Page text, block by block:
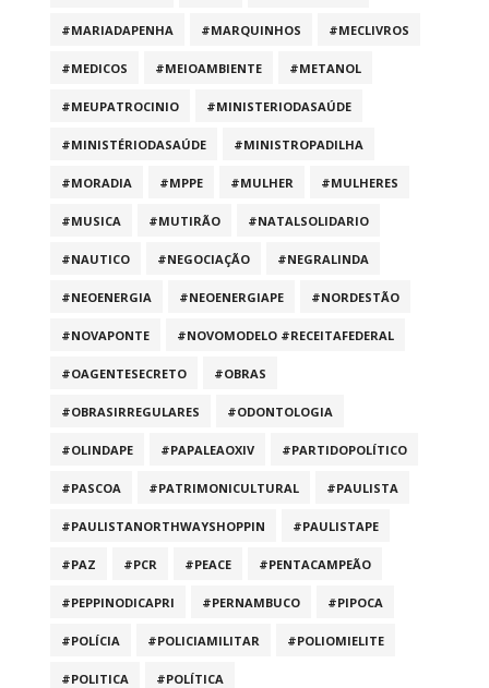
#MARIADAPENHA #MARQUINHOS #MECLIVROS
#MEDICOS #MEIOAMBIENTE #METANOL
#MEUPATROCINIO #MINISTERIODASAÚDE
#MINISTÉRIODASAÚDE #MINISTROPADILHA
#MORADIA #MPPE #MULHER #MULHERES
#MUSICA #MUTIRÃO #NATALSOLIDARIO
#NAUTICO #NEGOCIAÇÃO #NEGRALINDA
#NEOENERGIA #NEOENERGIAPE #NORDESTÃO
#NOVAPONTE #NOVOMODELO #RECEITAFEDERAL
#OAGENTESECRETO #OBRAS
#OBRASIRREGULARES #ODONTOLOGIA
#OLINDAPE #PAPALEAOXIV #PARTIDOPOLÍTICO
#PASCOA #PATRIMONICULTURAL #PAULISTA
#PAULISTANORTHWAYSHOPPIN #PAULISTAPE
#PAZ #PCR #PEACE #PENTACAMPEÃO
#PEPPINODICAPRI #PERNAMBUCO #PIPOCA
#POLÍCIA #POLICIAMILITAR #POLIOMIELITE
#POLITICA #POLÍTICA